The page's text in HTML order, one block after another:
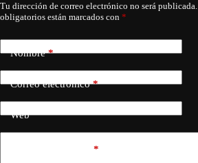
Tu dirección de correo electrónico no será publicada.
obligatorios están marcados con *
Nombre*
Correo electrónico*
Web
*